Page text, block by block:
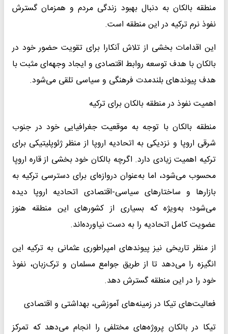
منطقه بالکان به دنبال بهبود زندگی مردم و همزمان گسترش
نفوذ نرم ترکیه در این منطقه است.
این اقدامات بخشی از تلاش آنکارا برای تقویت حضور خود در
بالکان با هدف توسعه روابط اقتصادی و ایجاد وجهه‌ای مثبت با
هدف پیوندهای بلندمدت فرهنگی و سیاسی تلقی می‌شود.
اهمیت نفوذ در منطقه بالکان برای ترکیه
منطقه بالکان با توجه به موقعیت جغرافیایی خود در جنوب
شرقی اروپا و نزدیکی به اتحادیه اروپا از منظر ژئوپلیتیکی برای
ترکیه اهمیت زیادی دارد. اگرچه بالکان خود بخشی از قاره اروپا
محسوب می‌شود، اما به‌عنوان دروازه‌ای برای دسترسی ترکیه به
بازارها و ساختارهای سیاسی-اقتصادی اتحادیه اروپا دیده
می‌شود؛ به‌ویژه که بسیاری از کشورهای این منطقه هنوز
عضویت کامل اتحادیه را به دست نیاورده‌اند.
از منظر تاریخی نیز پیوندهای امپراطوری عثمانی به ترکیه این
انگیزه را می‌دهد تا از طریق جوامع مسلمان و ترک‌زبان، نفوذ
خود را در این منطقه گسترش دهد.
فعالیت‌های تیکا در زمینه‌های آموزشی، بهداشتی و اقتصادی
تیکا در بالکان پروژه‌های مختلفی را انجام می‌دهد که تمرکز